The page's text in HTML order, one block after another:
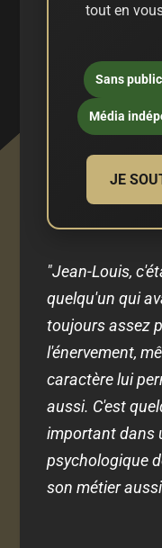
tout en
Sans
Média
JE
"Jean-Louis,
quelqu'un qui
toujours assez
l'énervement,
caractère lui
aussi. C'est
important dans
psychologique
son métier